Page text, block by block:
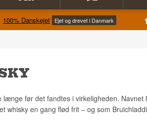
100% Danskejet Ejet og drevet i Danmark
før det fandtes i virkeligheden.
whisky en gang flød frit – og som